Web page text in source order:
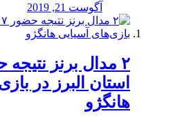
آگوست 21, 2019
استان البرز در
هانگژو